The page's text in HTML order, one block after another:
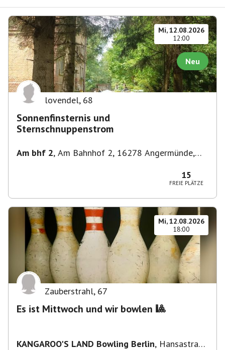
Mi, 12.08.2026
12:00
Neu
lovendel, 68
Sonnenfinsternis und
Sternschnuppenstrom
Am bhf 2, Am Bahnhof 2, 16278 Angermünde,
15
FREIE PLÄTZE
Mi, 12.08.2026
18:00
Zauberstrahl, 67
Es ist Mittwoch und wir bowlen 🎱
KANGAROO'S LAND Bowling Berlin, Hansastraße